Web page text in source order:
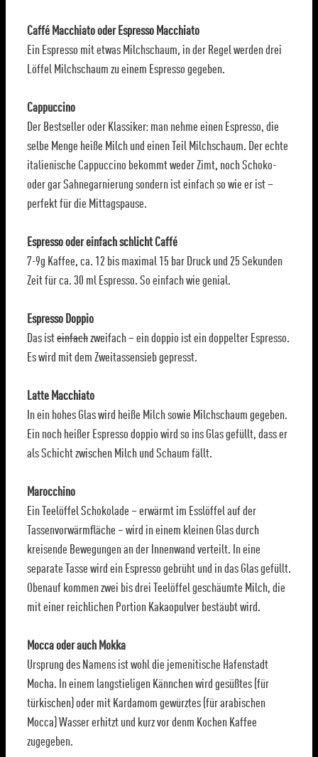
Caffé Macchiato oder Espresso Macchiato
Ein Espresso mit etwas Milchschaum, in der Regel werden drei
Löffel Milchschaum zu einem Espresso gegeben.
Cappuccino
Der Bestseller oder Klassiker: man nehme einen Espresso, die
selbe Menge heiße Milch und einen Teil Milchschaum. Der echte
italienische Cappuccino bekommt weder Zimt, noch Schoko-
oder gar Sahnegarnierung sondern ist einfach so wie er ist –
perfekt für die Mittagspause.
Espresso oder einfach schlicht Caffé
7-9g Kaffee, ca. 12 bis maximal 15 bar Druck und 25 Sekunden
Zeit für ca. 30 ml Espresso. So einfach wie genial.
Espresso Doppio
Das isteinfachzweifach – ein doppio ist ein doppelter Espresso.
Es wird mit dem Zweitassensieb gepresst.
Latte Macchiato
In ein hohes Glas wird heiße Milch sowie Milchschaum gegeben.
Ein noch heißer Espresso doppio wird so ins Glas gefüllt, dass er
als Schicht zwischen Milch und Schaum fällt.
Marocchino
Ein Teelöffel Schokolade – erwärmt im Esslöffel auf der
Tassenvorwärmfläche – wird in einem kleinen Glas durch
kreisende Bewegungen an der Innenwand verteilt. In eine
separate Tasse wird ein Espresso gebrüht und in das Glas gefüllt.
Obenauf kommen zwei bis drei Teelöffel geschäumte Milch, die
mit einer reichlichen Portion Kakaopulver bestäubt wird.
Mocca oder auch Mokka
Ursprung des Namens ist wohl die jemenitische Hafenstadt
Mocha. In einem langstieligen Kännchen wird gesüßtes (für
türkischen) oder mit Kardamom gewürztes (für arabischen
Mocca) Wasser erhitzt und kurz vor denm Kochen Kaffee
zugegeben.